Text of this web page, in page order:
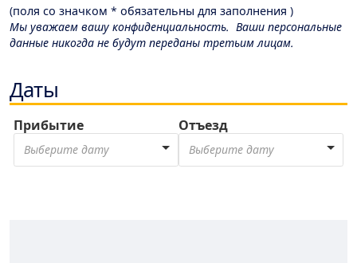
(поля со значком * обязательны для заполнения )
Мы уважаем вашу конфиденциальность. Ваши персональные
данные никогда не будут переданы третьим лицам.
Даты
Прибытие
Выберите дату
Отъезд
Выберите дату